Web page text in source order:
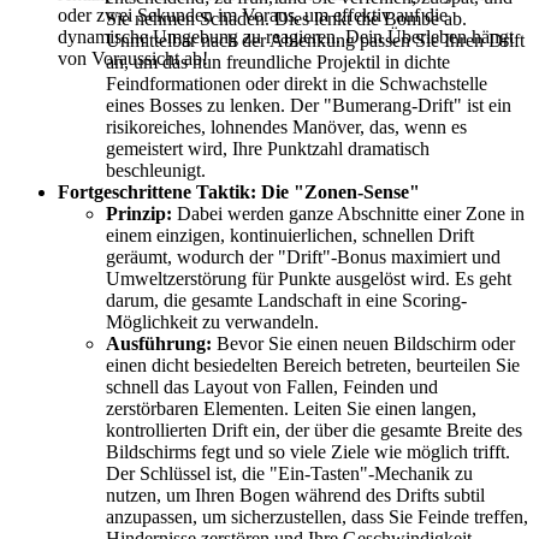
oder zwei Sekunden im Voraus, um effektiv auf die
dynamische Umgebung zu reagieren. Dein Überleben hängt
von Voraussicht ab!
Sie nehmen Schaden. Dies lenkt die Bombe ab.
Unmittelbar nach der Ablenkung passen Sie Ihren Drift
an, um das nun freundliche Projektil in dichte
Feindformationen oder direkt in die Schwachstelle
eines Bosses zu lenken. Der "Bumerang-Drift" ist ein
risikoreiches, lohnendes Manöver, das, wenn es
gemeistert wird, Ihre Punktzahl dramatisch
beschleunigt.
Fortgeschrittene Taktik: Die "Zonen-Sense"
Prinzip: Dabei werden ganze Abschnitte einer Zone in
einem einzigen, kontinuierlichen, schnellen Drift
geräumt, wodurch der "Drift"-Bonus maximiert und
Umweltzerstörung für Punkte ausgelöst wird. Es geht
darum, die gesamte Landschaft in eine Scoring-
Möglichkeit zu verwandeln.
Ausführung: Bevor Sie einen neuen Bildschirm oder
einen dicht besiedelten Bereich betreten, beurteilen Sie
schnell das Layout von Fallen, Feinden und
zerstörbaren Elementen. Leiten Sie einen langen,
kontrollierten Drift ein, der über die gesamte Breite des
Bildschirms fegt und so viele Ziele wie möglich trifft.
Der Schlüssel ist, die "Ein-Tasten"-Mechanik zu
nutzen, um Ihren Bogen während des Drifts subtil
anzupassen, um sicherzustellen, dass Sie Feinde treffen,